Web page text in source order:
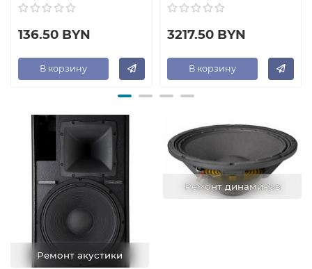
136.50 BYN
В корзину
3217.50 BYN
В корзину
Ремонт акустики
Ремонт динамиков